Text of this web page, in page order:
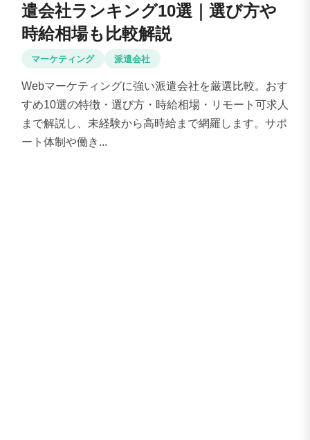
遣会社ランキング10選｜選び方や
時給相場も比較解説
マーケティング 派遣会社
Webマーケティングに強い派遣会社を厳選比較。おす
すめ10選の特徴・選び方・時給相場・リモート可求人
まで解説し、未経験から高時給まで網羅します。サポ
ート体制や働き...